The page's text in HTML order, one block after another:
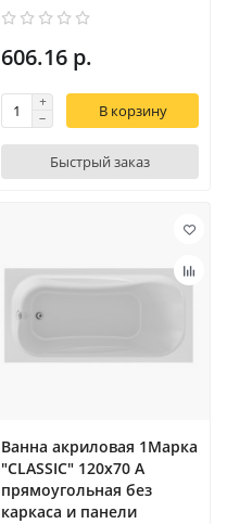
606.16 р.
В корзину
Быстрый заказ
Ванна акриловая 1Марка
"CLASSIC" 120х70 А
прямоугольная без
каркаса и панели